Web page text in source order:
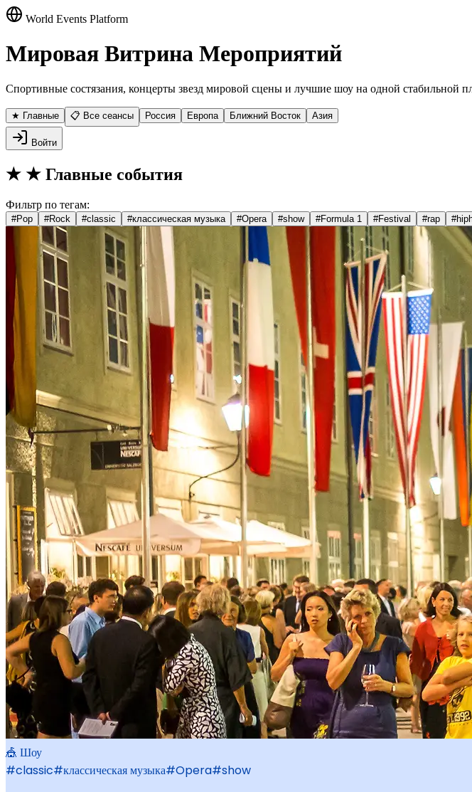
World Events Platform
Мировая Витрина Мероприятий
Спортивные состязания, концерты звезд мировой сцены и лучшие шоу на одной стабильной
★ Главные 📋 Все сеансы Россия Европа Ближний Восток Азия
Войти
★ ★ Главные события
Фильтр по тегам:
#Pop #Rock #classic #классическая музыка #Opera #show #Formula 1 #Festival #rap #
🎪 Шоу
#classic#классическая музыка#Opera#show